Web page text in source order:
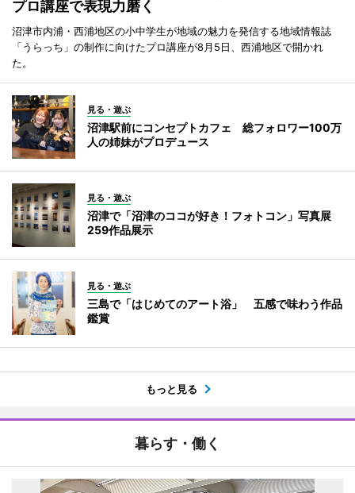
プロ講座で表現力磨く
沼津市内浦・西浦地区の小中学生が地域の魅力を発信する地域情報誌
「うらっち」の制作に向けたプロ講座が8月5日、西浦地区で開かれ
た。
見る・遊ぶ
沼津駅前にコンセプトカフェ 総フォロワー100万
人の姉妹がプロデュース
見る・遊ぶ
沼津で「沼津のココが好き！フォトコン」写真展
259作品展示
見る・遊ぶ
三島で「はじめてのアート浴」 五感で味わう作品
鑑賞
もっと見る
暮らす・働く